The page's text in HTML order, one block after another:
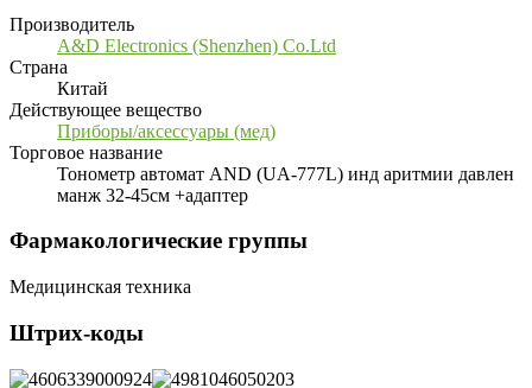
Производитель
A&D Electronics (Shenzhen) Co.Ltd
Страна
Китай
Действующее вещество
Приборы/аксессуары (мед)
Торговое название
Тонометр автомат AND (UA-777L) инд аритмии давлен
манж 32-45см +адаптер
Фармакологические группы
Медицинская техника
Штрих-коды